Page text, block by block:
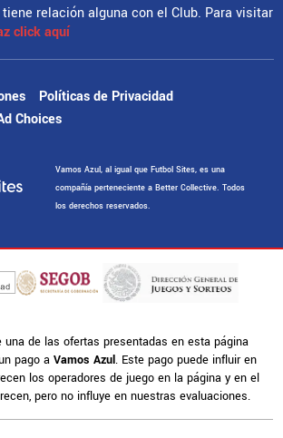
relación alguna con el Club. Para visitar
click aquí
Políticas de Privacidad
Choices
Vamos Azul, al igual que Futbol Sites, es una
compañía perteneciente a Better Collective. Todos
los derechos reservados.
una de las ofertas presentadas en esta página
pago a Vamos Azul. Este pago puede influir en
los operadores de juego en la página y en el
pero no influye en nuestras evaluaciones.